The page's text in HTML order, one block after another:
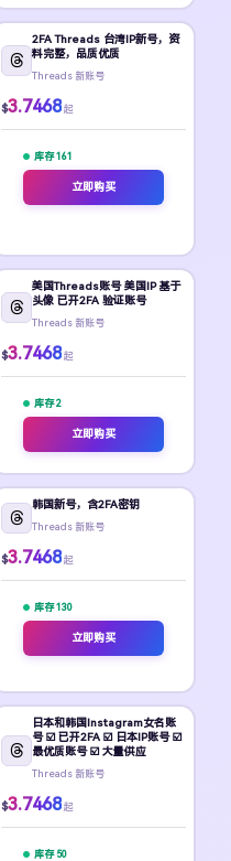
2FA Threads 台湾IP新号，资
料完整，品质优质
Threads 新账号
$3.7468 起
库存 161
立即购买
美国Threads账号 美国IP 基于
头像 已开2FA 验证账号
Threads 新账号
$3.7468 起
库存 2
立即购买
韩国新号，含2FA密钥
Threads 新账号
$3.7468 起
库存 130
立即购买
日本和韩国Instagram女名账
号 ☑️ 已开2FA ☑️ 日本IP账号 ☑️
最优质账号 ☑️ 大量供应
Threads 新账号
$3.7468 起
库存 50